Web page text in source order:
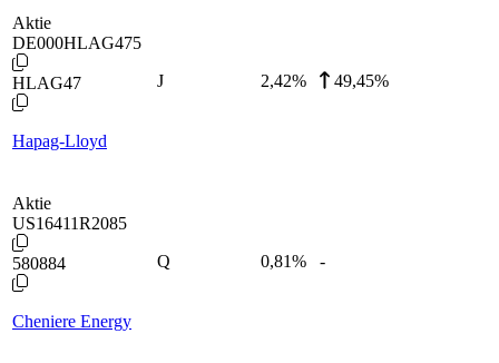
Aktie
DE000HLAG475
HLAG47
Hapag-Lloyd
J 2,42% 49,45%
Aktie
US16411R2085
580884
Cheniere Energy
Q 0,81% -